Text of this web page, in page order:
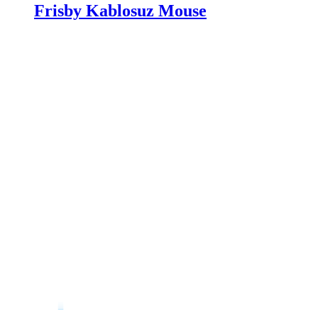
Frisby Kablosuz Mouse